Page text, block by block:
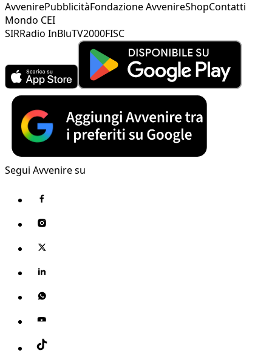
AvvenirePubblicitàFondazione AvvenireShopContatti
Mondo CEI
SIRRadio InBluTV2000FISC
Segui Avvenire su